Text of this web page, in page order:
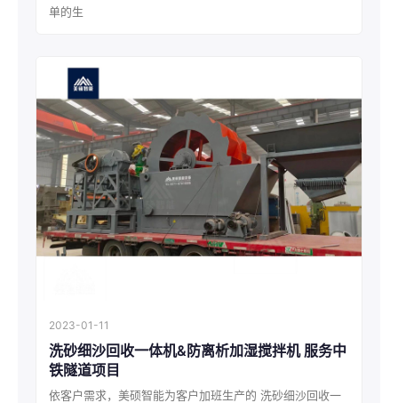
单的生
2023-01-11
洗砂细沙回收一体机&防离析加湿搅拌机 服务中
铁隧道项目
依客户需求，美硕智能为客户加班生产的 洗砂细沙回收一